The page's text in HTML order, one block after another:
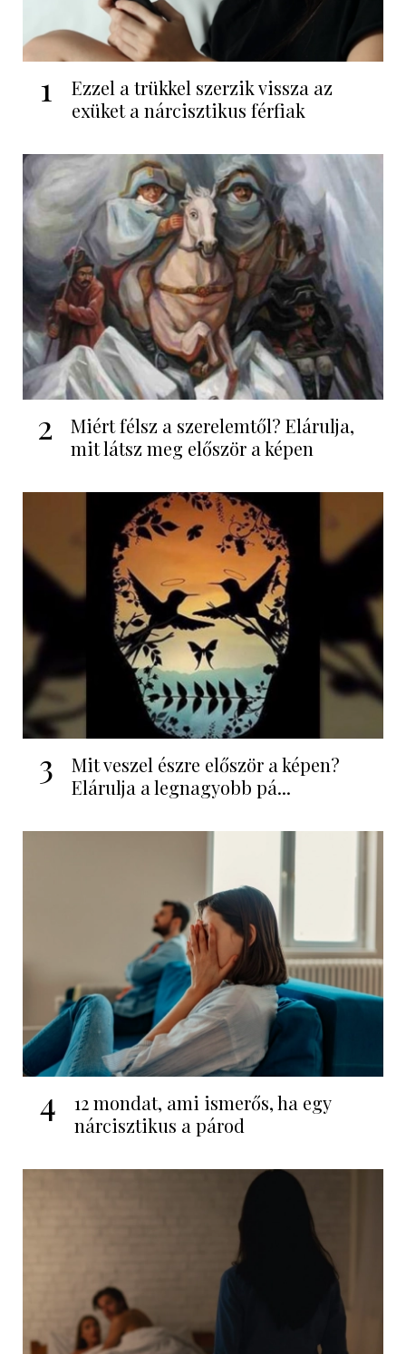
1
Ezzel a trükkel szerzik vissza az
exüket a nárcisztikus férfiak
2
Miért félsz a szerelemtől? Elárulja,
mit látsz meg először a képen
3
Mit veszel észre először a képen?
Elárulja a legnagyobb pá...
4
12 mondat, ami ismerős, ha egy
nárcisztikus a párod